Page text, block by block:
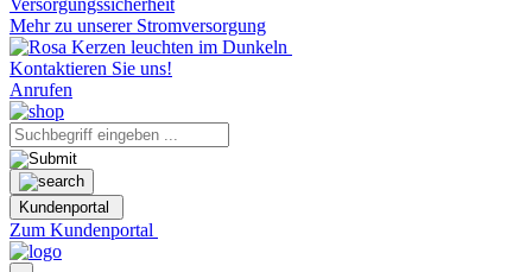
Versorgungssicherheit
Mehr zu unserer Stromversorgung
Kontaktieren Sie uns!
Anrufen
Kundenportal
Zum Kundenportal